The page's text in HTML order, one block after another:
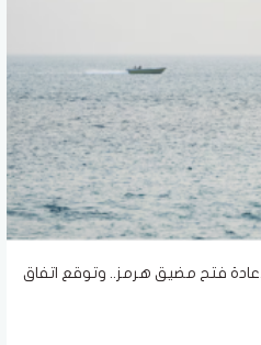
فتح مضيق هرمز.. وتوقع اتفاق